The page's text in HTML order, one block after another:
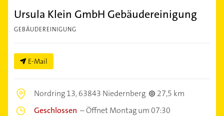
Ursula Klein GmbH Gebäudereinigung
GEBÄUDEREINIGUNG
E-Mail
Nordring 13,63843 Niedernberg
27,5 km
Geschlossen –Öffnet Montag um 07:30